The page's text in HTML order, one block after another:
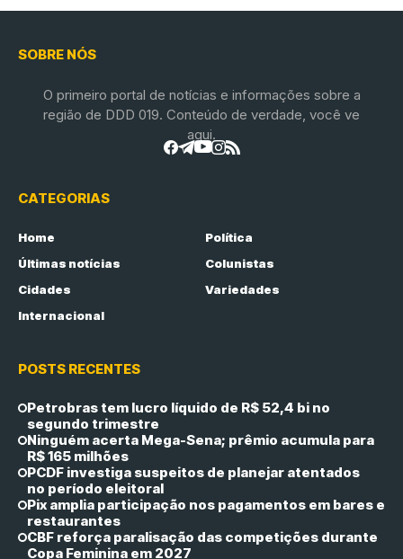
SOBRE NÓS
O primeiro portal de notícias e informações sobre a
região de DDD 019. Conteúdo de verdade, você ve
aqui.
CATEGORIAS
Home
Política
Últimas notícias
Colunistas
Cidades
Variedades
Internacional
POSTS RECENTES
Petrobras tem lucro líquido de R$ 52,4 bi no
segundo trimestre
Ninguém acerta Mega-Sena; prêmio acumula para
R$ 165 milhões
PCDF investiga suspeitos de planejar atentados
no período eleitoral
Pix amplia participação nos pagamentos em bares e
restaurantes
CBF reforça paralisação das competições durante
Copa Feminina em 2027